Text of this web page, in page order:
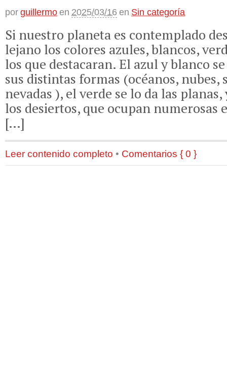
por guillermo en 2025/03/16 en Sin categoría
Si nuestro planeta es contemplado
lejano los colores azules, blancos,
los que destacaran. El azul y blanco
sus distintas formas (océanos, nubes,
nevadas ), el verde se lo da las
los desiertos, que ocupan numerosas
[…]
Leer contenido completo • Comentarios { 0 }